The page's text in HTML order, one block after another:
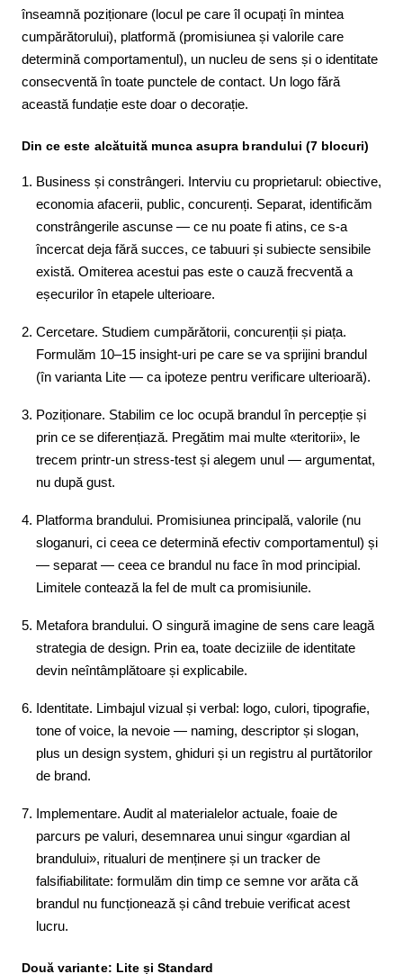
înseamnă poziționare (locul pe care îl ocupați în mintea
cumpărătorului), platformă (promisiunea și valorile care
determină comportamentul), un nucleu de sens și o identitate
consecventă în toate punctele de contact. Un logo fără
această fundație este doar o decorație.
Din ce este alcătuită munca asupra brandului (7 blocuri)
Business și constrângeri. Interviu cu proprietarul: obiective,
economia afacerii, public, concurenți. Separat, identificăm
constrângerile ascunse — ce nu poate fi atins, ce s-a
încercat deja fără succes, ce tabuuri și subiecte sensibile
există. Omiterea acestui pas este o cauză frecventă a
eșecurilor în etapele ulterioare.
Cercetare. Studiem cumpărătorii, concurenții și piața.
Formulăm 10–15 insight-uri pe care se va sprijini brandul
(în varianta Lite — ca ipoteze pentru verificare ulterioară).
Poziționare. Stabilim ce loc ocupă brandul în percepție și
prin ce se diferențiază. Pregătim mai multe «teritorii», le
trecem printr-un stress-test și alegem unul — argumentat,
nu după gust.
Platforma brandului. Promisiunea principală, valorile (nu
sloganuri, ci ceea ce determină efectiv comportamentul) și
— separat — ceea ce brandul nu face în mod principial.
Limitele contează la fel de mult ca promisiunile.
Metafora brandului. O singură imagine de sens care leagă
strategia de design. Prin ea, toate deciziile de identitate
devin neîntâmplătoare și explicabile.
Identitate. Limbajul vizual și verbal: logo, culori, tipografie,
tone of voice, la nevoie — naming, descriptor și slogan,
plus un design system, ghiduri și un registru al purtătorilor
de brand.
Implementare. Audit al materialelor actuale, foaie de
parcurs pe valuri, desemnarea unui singur «gardian al
brandului», ritualuri de menținere și un tracker de
falsifiabilitate: formulăm din timp ce semne vor arăta că
brandul nu funcționează și când trebuie verificat acest
lucru.
Două variante: Lite și Standard